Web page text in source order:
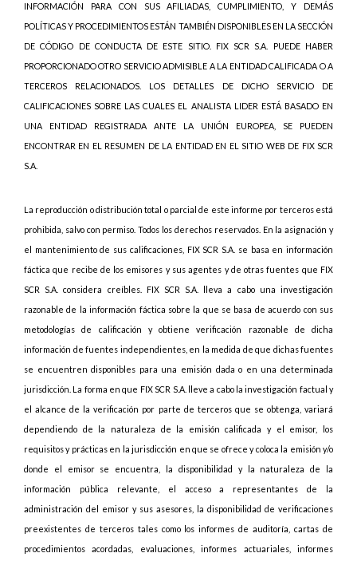
INFORMACIÓN PARA CON SUS AFILIADAS, CUMPLIMIENTO, Y DEMÁS
POLÍTICAS Y PROCEDIMIENTOS ESTÁN TAMBIÉN DISPONIBLES EN LA SECCIÓN
DE CÓDIGO DE CONDUCTA DE ESTE SITIO. FIX SCR S.A. PUEDE HABER
PROPORCIONADO OTRO SERVICIO ADMISIBLE A LA ENTIDAD CALIFICADA O A
TERCEROS RELACIONADOS. LOS DETALLES DE DICHO SERVICIO DE
CALIFICACIONES SOBRE LAS CUALES EL ANALISTA LIDER ESTÁ BASADO EN
UNA ENTIDAD REGISTRADA ANTE LA UNIÓN EUROPEA, SE PUEDEN
ENCONTRAR EN EL RESUMEN DE LA ENTIDAD EN EL SITIO WEB DE FIX SCR
S.A.
La reproducción o distribución total o parcial de este informe por terceros está
prohibida, salvo con permiso. Todos los derechos reservados. En la asignación y
el mantenimiento de sus calificaciones, FIX SCR S.A. se basa en información
fáctica que recibe de los emisores y sus agentes y de otras fuentes que FIX
SCR S.A. considera creíbles. FIX SCR S.A. lleva a cabo una investigación
razonable de la información fáctica sobre la que se basa de acuerdo con sus
metodologías de calificación y obtiene verificación razonable de dicha
información de fuentes independientes, en la medida de que dichas fuentes
se encuentren disponibles para una emisión dada o en una determinada
jurisdicción. La forma en que FIX SCR S.A. lleve a cabo la investigación factual y
el alcance de la verificación por parte de terceros que se obtenga, variará
dependiendo de la naturaleza de la emisión calificada y el emisor, los
requisitos y prácticas en la jurisdicción en que se ofrece y coloca la emisión y/o
donde el emisor se encuentra, la disponibilidad y la naturaleza de la
información pública relevante, el acceso a representantes de la
administración del emisor y sus asesores, la disponibilidad de verificaciones
preexistentes de terceros tales como los informes de auditoría, cartas de
procedimientos acordadas, evaluaciones, informes actuariales, informes